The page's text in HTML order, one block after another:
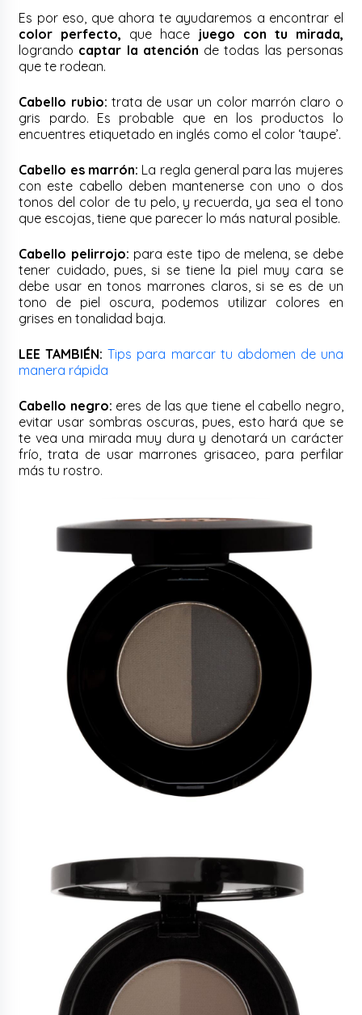
Es por eso, que ahora te ayudaremos a encontrar el
color perfecto, que hace juego con tu mirada,
logrando captar la atención de todas las personas
que te rodean.
Cabello rubio: trata de usar un color marrón claro o
gris pardo. Es probable que en los productos lo
encuentres etiquetado en inglés como el color ‘taupe’.
Cabello es marrón: La regla general para las mujeres
con este cabello deben mantenerse con uno o dos
tonos del color de tu pelo, y recuerda, ya sea el tono
que escojas, tiene que parecer lo más natural posible.
Cabello pelirrojo: para este tipo de melena, se debe
tener cuidado, pues, si se tiene la piel muy cara se
debe usar en tonos marrones claros, si se es de un
tono de piel oscura, podemos utilizar colores en
grises en tonalidad baja.
LEE TAMBIÉN:Tips para marcar tu abdomen de una
manera rápida
Cabello negro: eres de las que tiene el cabello negro,
evitar usar sombras oscuras, pues, esto hará que se
te vea una mirada muy dura y denotará un carácter
frío, trata de usar marrones grisaceo, para perfilar
más tu rostro.